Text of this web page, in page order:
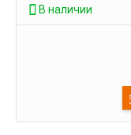
В наличии